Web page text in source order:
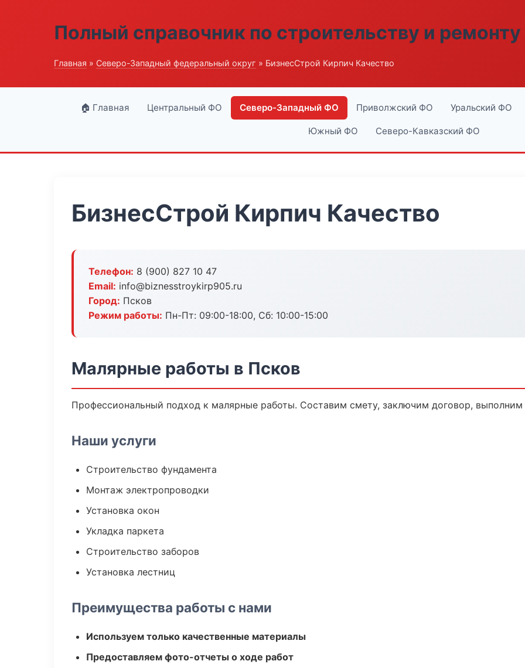
Полный справочник по строительству и ремонту
Главная » Северо-Западный федеральный округ » БизнесСтрой Кирпич Качество
🏠 Главная Центральный ФО Северо-Западный ФО Приволжский ФО Уральский ФО
Южный ФО Северо-Кавказский ФО
БизнесСтрой Кирпич Качество
Телефон: 8 (900) 827 10 47
Email: info@biznesstroykirp905.ru
Город: Псков
Режим работы: Пн-Пт: 09:00-18:00, Сб: 10:00-15:00
Малярные работы в Псков
Профессиональный подход к малярные работы. Составим смету, заключим договор, выполним
Наши услуги
Строительство фундамента
Монтаж электропроводки
Установка окон
Укладка паркета
Строительство заборов
Установка лестниц
Преимущества работы с нами
Используем только качественные материалы
Предоставляем фото-отчеты о ходе работ